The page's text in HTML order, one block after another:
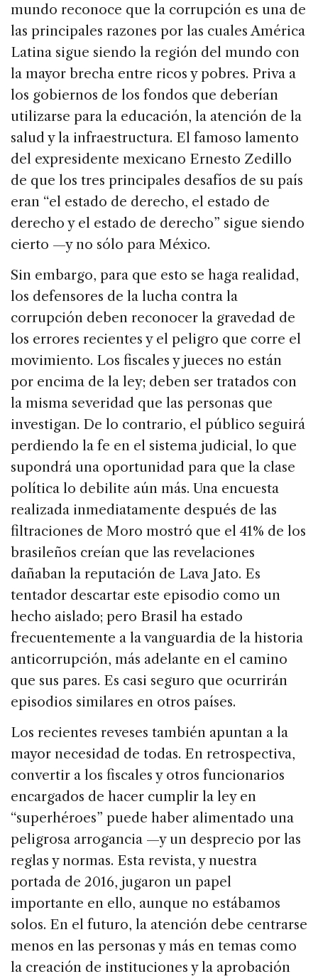
mundo reconoce que la corrupción es una de
las principales razones por las cuales América
Latina sigue siendo la región del mundo con
la mayor brecha entre ricos y pobres. Priva a
los gobiernos de los fondos que deberían
utilizarse para la educación, la atención de la
salud y la infraestructura. El famoso lamento
del expresidente mexicano Ernesto Zedillo
de que los tres principales desafíos de su país
eran “el estado de derecho, el estado de
derecho y el estado de derecho” sigue siendo
cierto —y no sólo para México.
Sin embargo, para que esto se haga realidad,
los defensores de la lucha contra la
corrupción deben reconocer la gravedad de
los errores recientes y el peligro que corre el
movimiento. Los fiscales y jueces no están
por encima de la ley; deben ser tratados con
la misma severidad que las personas que
investigan. De lo contrario, el público seguirá
perdiendo la fe en el sistema judicial, lo que
supondrá una oportunidad para que la clase
política lo debilite aún más. Una encuesta
realizada inmediatamente después de las
filtraciones de Moro mostró que el 41% de los
brasileños creían que las revelaciones
dañaban la reputación de Lava Jato. Es
tentador descartar este episodio como un
hecho aislado; pero Brasil ha estado
frecuentemente a la vanguardia de la historia
anticorrupción, más adelante en el camino
que sus pares. Es casi seguro que ocurrirán
episodios similares en otros países.
Los recientes reveses también apuntan a la
mayor necesidad de todas. En retrospectiva,
convertir a los fiscales y otros funcionarios
encargados de hacer cumplir la ley en
“superhéroes” puede haber alimentado una
peligrosa arrogancia —y un desprecio por las
reglas y normas. Esta revista, y nuestra
portada de 2016, jugaron un papel
importante en ello, aunque no estábamos
solos. En el futuro, la atención debe centrarse
menos en las personas y más en temas como
la creación de instituciones y la aprobación